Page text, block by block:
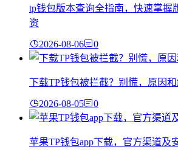
tp钱包版本查询全指南，快速掌握
资
2026-08-06 0
下载TP钱包被拦截？别慌，原因
2026-08-05 0
苹果TP钱包app下载，官方渠道及